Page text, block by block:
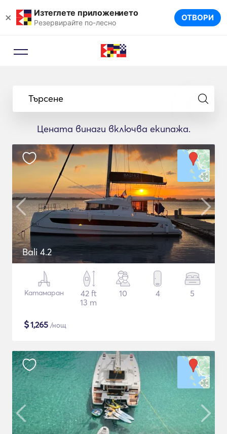
× Изтеглете приложението
Резервирайте по-лесно ОТВОРИ
Търсене
Цената винаги включва екипажа.
Bali 4.2
Катамаран
42 ft
13 m
10 4 5
$1,265 /нощ